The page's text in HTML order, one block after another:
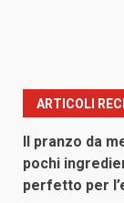
ARTICOLI
Il pranzo da
pochi
perfetto per